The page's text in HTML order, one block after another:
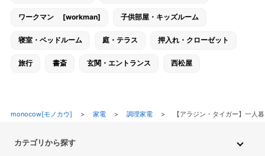
ワークマン [workman] 子供部屋・キッズルーム
寝室・ベッドルーム 庭・テラス 押入れ・クローゼット
旅行 書斎 玄関・エントランス 西松屋
monocow[モノカウ] > 家電> 調理家電> 【アラジン・タイガー】一
カテゴリから探す